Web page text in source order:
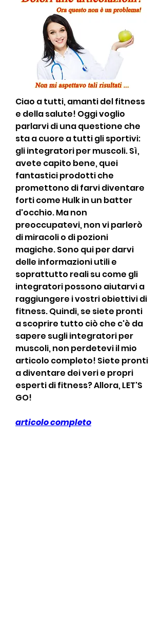
Ciao a tutti, amanti del fitness
e della salute! Oggi voglio
parlarvi di una questione che
sta a cuore a tutti gli sportivi:
gli integratori per muscoli. Sì,
avete capito bene, quei
fantastici prodotti che
promettono di farvi diventare
forti come Hulk in un batter
d'occhio. Ma non
preoccupatevi, non vi parlerò
di miracoli o di pozioni
magiche. Sono qui per darvi
delle informazioni utili e
soprattutto reali su come gli
integratori possono aiutarvi a
raggiungere i vostri obiettivi di
fitness. Quindi, se siete pronti
a scoprire tutto ciò che c'è da
sapere sugli integratori per
muscoli, non perdetevi il mio
articolo completo! Siete pronti
a diventare dei veri e propri
esperti di fitness? Allora, LET'S
GO!
articolo completo